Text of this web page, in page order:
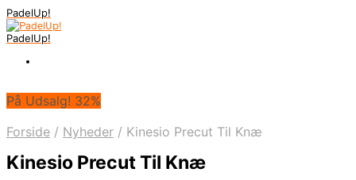
PadelUp!
PadelUp!
På Udsalg! 32%
Forside / Nyheder / Kinesio Precut Til Knæ
Kinesio Precut Til Knæ